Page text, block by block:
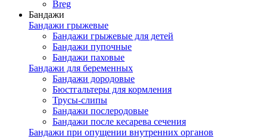
Breg
Бандажи
Бандажи грыжевые
Бандажи грыжевые для детей
Бандажи пупочные
Бандажи паховые
Бандажи для беременных
Бандажи дородовые
Бюстгальтеры для кормления
Трусы-слипы
Бандажи послеродовые
Бандажи после кесарева сечения
Бандажи при опущении внутренних органов